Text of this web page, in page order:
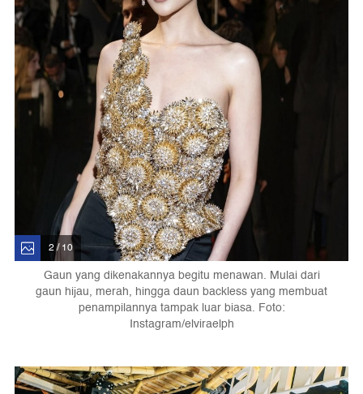
2 / 10
Gaun yang dikenakannya begitu menawan. Mulai dari
gaun hijau, merah, hingga daun backless yang membuat
penampilannya tampak luar biasa. Foto:
Instagram/elviraelph